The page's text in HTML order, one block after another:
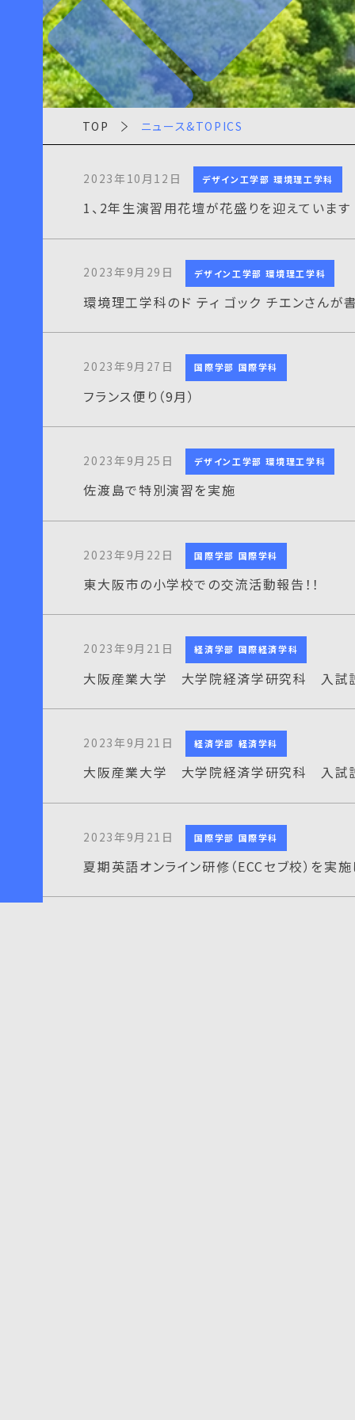
TOP ニュース&TOPICS
2023年10月12日 デザイン工学部 環境理工学科
1、2年生演習用花壇が花盛りを迎えています
2023年9月29日 デザイン工学部 環境理工学科
環境理工学科のド ティ ゴック チエンさんが
2023年9月27日 国際学部 国際学科
フランス便り（9月）
2023年9月25日 デザイン工学部 環境理工学科
佐渡島で特別演習を実施
2023年9月22日 国際学部 国際学科
東大阪市の小学校での交流活動報告！！
2023年9月21日 経済学部 国際経済学科
大阪産業大学 大学院経済学研究科 入試
2023年9月21日 経済学部 経済学科
大阪産業大学 大学院経済学研究科 入試
2023年9月21日 国際学部 国際学科
夏期英語オンライン研修（ECCセブ校）を実